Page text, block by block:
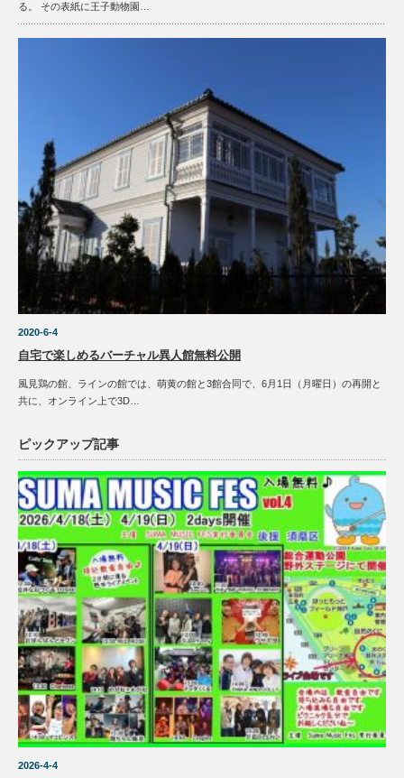
る。 その表紙に王子動物園…
2020-6-4
自宅で楽しめるバーチャル異人館無料公開
風見鶏の館、ラインの館では、萌黄の館と3館合同で、6月1日（月曜日）の再開と
共に、オンライン上で3D…
ピックアップ記事
2026-4-4